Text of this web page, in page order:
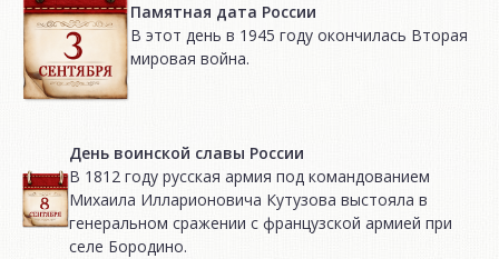
Памятная дата России
В этот день в 1945 году окончилась Вторая
мировая война.
День воинской славы России
В 1812 году русская армия под командованием
Михаила Илларионовича Кутузова выстояла в
генеральном сражении с французской армией при
селе Бородино.